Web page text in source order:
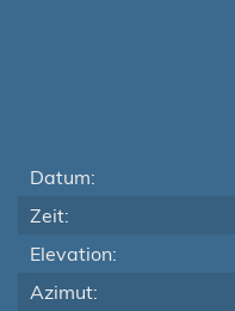
Datum:
Zeit:
Elevation:
Azimut: